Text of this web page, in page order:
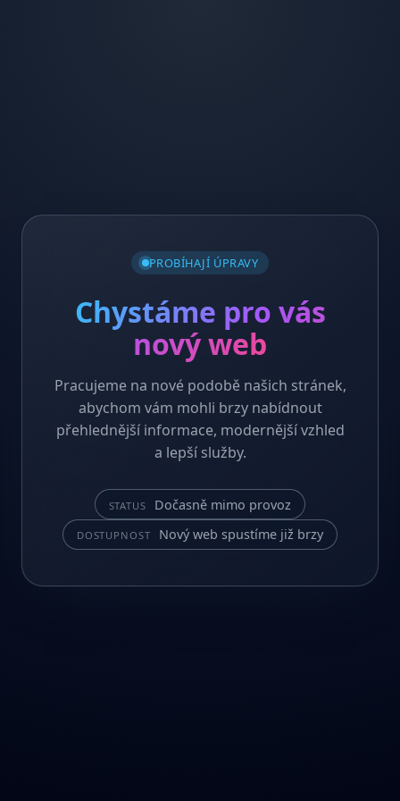
PROBÍHAJÍ ÚPRAVY
Chystáme pro vás
nový web
Pracujeme na nové podobě našich stránek,
abychom vám mohli brzy nabídnout
přehlednější informace, modernější vzhled
a lepší služby.
STATUS Dočasně mimo provoz
DOSTUPNOST Nový web spustíme již brzy